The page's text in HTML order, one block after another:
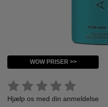
WOW PRISER >>
Hjælp os med din anmeldelse